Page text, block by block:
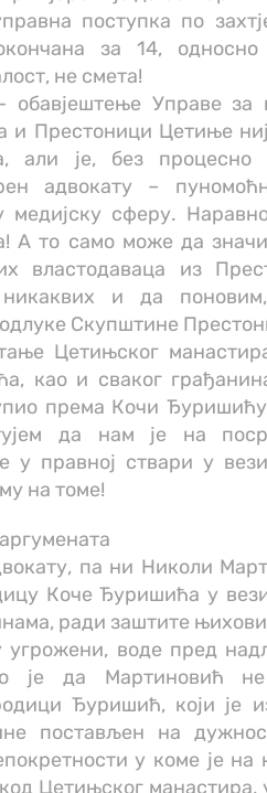
поступка по
за 14,
не смета!
обавјештење Управе
Престоници Цетиње
али је, без процесно
адвокату –
медијску сферу.
А то само може да
властодаваца из
никаквих и да
Скупштине
Цетињског
као и сваког
према Кочи
да нам је на
у правној ствари у
на томе!
па ни Николи
Коче Ђуришића у
ради заштите
угрожени, воде пред
је да Мартиновић не
Ђуришић, који је
постављен на
у коме је
Цетињског